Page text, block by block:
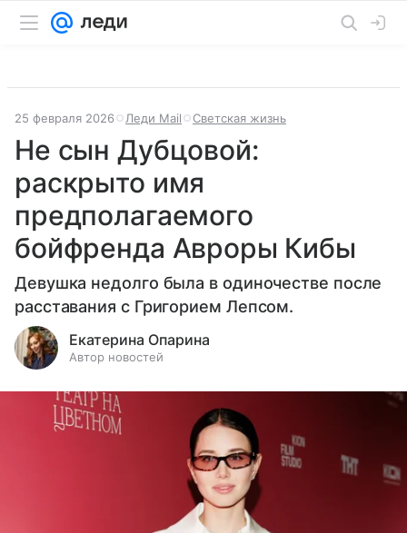
25 февраля 2026 Леди Mail Светская жизнь
Не сын Дубцовой:
раскрыто имя
предполагаемого
бойфренда Авроры Кибы
Девушка недолго была в одиночестве после
расставания с Григорием Лепсом.
Екатерина Опарина
Автор новостей